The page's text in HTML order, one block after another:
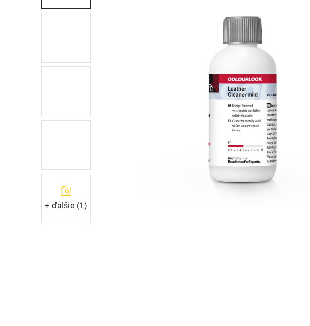
+ ďalšie (1)